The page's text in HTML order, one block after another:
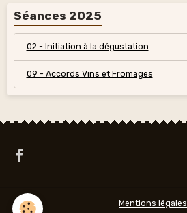
Séances 2025
02 - Initiation à la dégustation
09 - Accords Vins et Fromages
Mentions légales